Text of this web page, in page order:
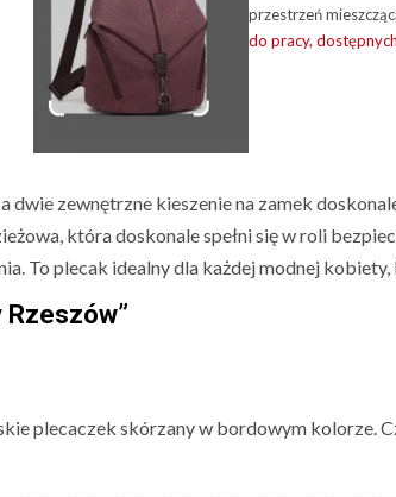
przestrzeń
do pracy,
zewnętrzne kieszenie na zamek
która doskonale spełni się w roli
To plecak idealny dla każdej modnej
Rzeszów”
plecaczek skórzany w bordowym kolorze.